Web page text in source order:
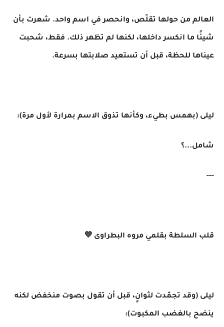
العالم من حولها تقلّص، وانحصر في اسم واحد. شعرت بأن
شيئًا ما انكسر داخلها، لكنها لم تظهر ذلك. فقط، شحبت
عيناها للحظة، قبل أن تستعيد صلابتها بسرعة.
ليلى (بهمس بطيء، وكأنها تذوق الاسم بمرارة لأول مرة):
شامل...؟
---
قلب السلطة بقلمي مروه البطراوى 💜
ليلى (وقد تجمّدت لثوانٍ، قبل أن تقول بصوت منخفض لكنه
ينضح بالغضب المكبوت):